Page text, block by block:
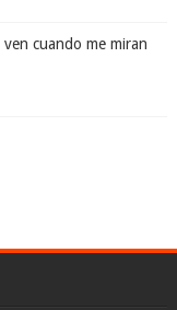
cuando me miran